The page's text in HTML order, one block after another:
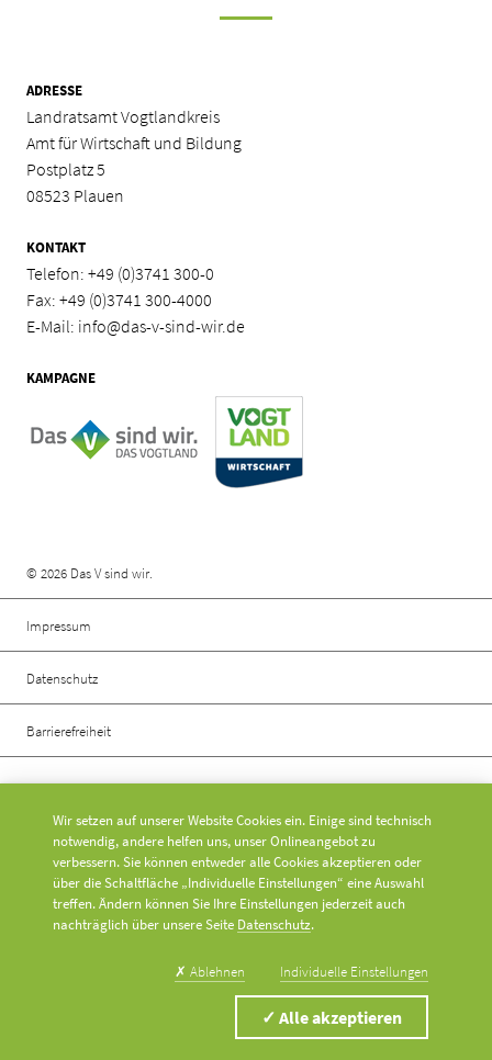
ADRESSE
Landratsamt Vogtlandkreis
Amt für Wirtschaft und Bildung
Postplatz 5
08523 Plauen
KONTAKT
Telefon: +49 (0)3741 300-0
Fax: +49 (0)3741 300-4000
E-Mail: info@das-v-sind-wir.de
KAMPAGNE
Rechtliche Informationen
© 2026 Das V sind wir.
Impressum
Datenschutz
Barrierefreiheit
Wir setzen auf unserer Website Cookies ein. Einige sind technisch
notwendig, andere helfen uns, unser Onlineangebot zu
verbessern. Sie können entweder alle Cookies akzeptieren oder
über die Schaltfläche „Individuelle Einstellungen“ eine Auswahl
treffen. Ändern können Sie Ihre Einstellungen jederzeit auch
nachträglich über unsere Seite Datenschutz.
✓ Alle akzeptieren
Individuelle Einstellungen
✗ Ablehnen